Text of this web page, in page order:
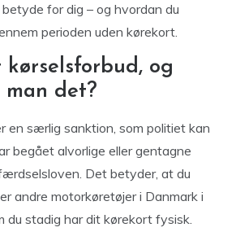
for dig – og hvordan du
perioden uden kørekort.
og
det?
en særlig sanktion, som politiet kan
begået alvorlige eller gentagne
Det betyder, at du
andre motorkøretøjer i Danmark i
du stadig har dit kørekort fysisk.